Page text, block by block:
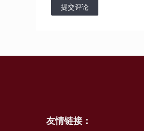
提交评论
友情链接：